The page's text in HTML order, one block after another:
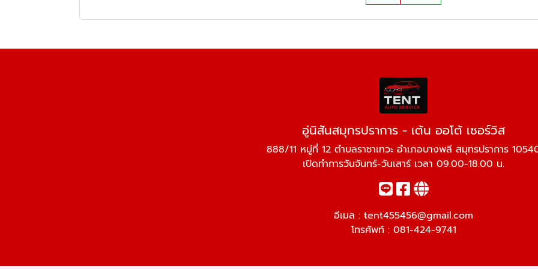
อู่นิสันสมุทรปราการ - เต้น ออโต้ เซอร์วิส
888/11 หมู่ที่ 12 ตำบลราชาเทวะ อำเภอบางพลี สมุทรปราการ
เปิดทำการวันจันทร์-วันเสาร์ เวลา 09.00-18.00 น.
อีเมล : tent455456@gmail.com
โทรศัพท์ : 081-424-9741